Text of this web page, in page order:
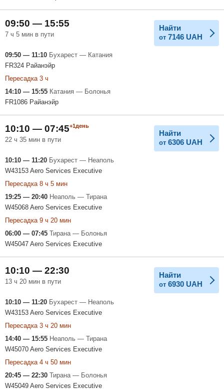
09:50 — 15:55
7 ч 5 мин в пути
Найти
от 7146 UAH
09:50 — 11:10 Бухарест — Катания
FR324 Райанэйр
Пересадка 3 ч
14:10 — 15:55 Катания — Болонья
FR1086 Райанэйр
10:10 — 07:45+1день
22 ч 35 мин в пути
Найти
от 6306 UAH
10:10 — 11:20 Бухарест — Неаполь
W43153 Aero Services Executive
Пересадка 8 ч 5 мин
19:25 — 20:40 Неаполь — Тирана
W45068 Aero Services Executive
Пересадка 9 ч 20 мин
06:00 — 07:45 Тирана — Болонья
W45047 Aero Services Executive
10:10 — 22:30
13 ч 20 мин в пути
Найти
от 6930 UAH
10:10 — 11:20 Бухарест — Неаполь
W43153 Aero Services Executive
Пересадка 3 ч 20 мин
14:40 — 15:55 Неаполь — Тирана
W45070 Aero Services Executive
Пересадка 4 ч 50 мин
20:45 — 22:30 Тирана — Болонья
W45049 Aero Services Executive